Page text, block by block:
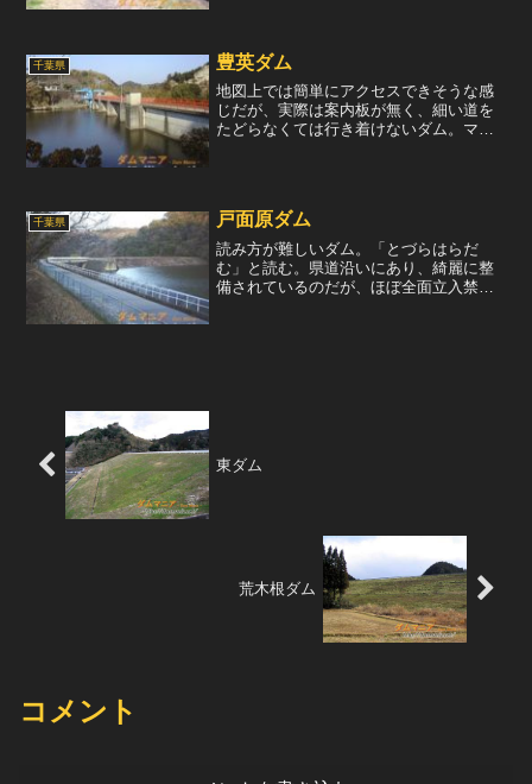
千葉県 豊英ダム
地図上では簡単にアクセスできそうな感
じだが、実際は案内板が無く、細い道を
たどらなくては行き着けないダム。マッ
越流式の洪水吐が3門。堤...
千葉県 戸面原ダム
読み方が難しいダム。「とづらはらだ
む」と読む。県道沿いにあり、綺麗に整
備されているのだが、ほぼ全面立入禁
東ダム
荒木根ダム
コメント